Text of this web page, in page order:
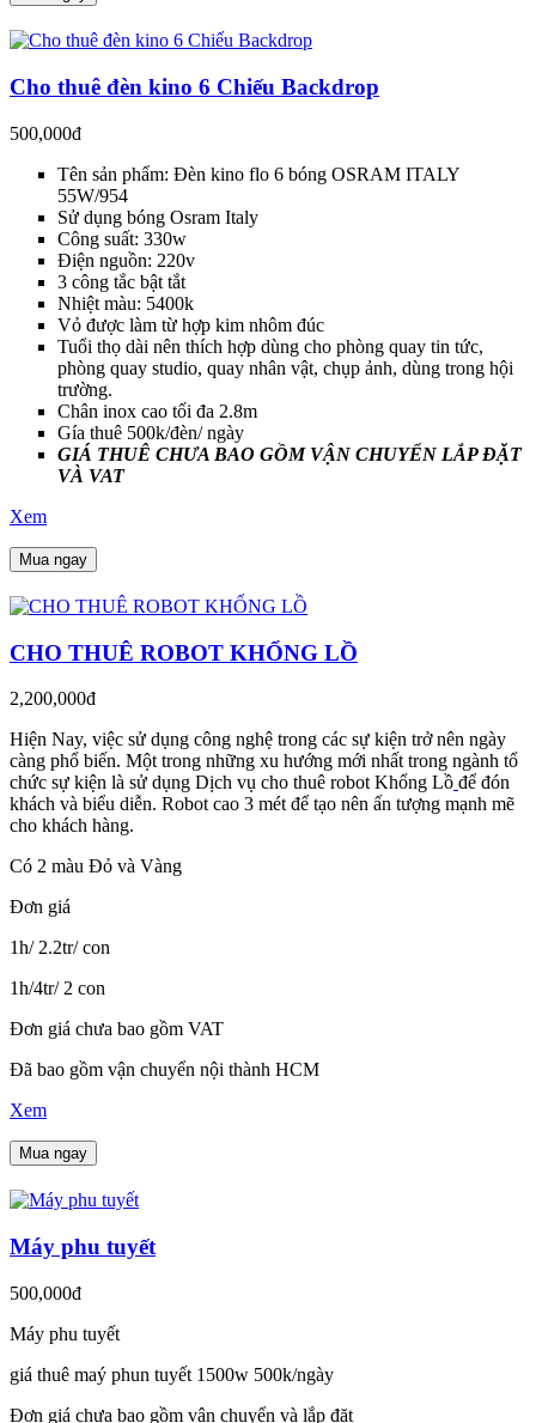
Cho thuê đèn kino 6 Chiếu Backdrop
500,000đ
Tên sản phẩm: Đèn kino flo 6 bóng OSRAM ITALY
55W/954
Sử dụng bóng Osram Italy
Công suất: 330w
Điện nguồn: 220v
3 công tắc bật tắt
Nhiệt màu: 5400k
Vỏ được làm từ hợp kim nhôm đúc
Tuổi thọ dài nên thích hợp dùng cho phòng quay tin tức,
phòng quay studio, quay nhân vật, chụp ảnh, dùng trong hội
trường.
Chân inox cao tối đa 2.8m
Gía thuê 500k/đèn/ ngày
GIÁ THUÊ CHƯA BAO GỒM VẬN CHUYỂN LẮP ĐẶT
VÀ VAT
Xem
Mua ngay
CHO THUÊ ROBOT KHỔNG LỒ
2,200,000đ
Hiện Nay, việc sử dụng công nghệ trong các sự kiện trở nên ngày
càng phổ biến. Một trong những xu hướng mới nhất trong ngành tổ
chức sự kiện là sử dụng Dịch vụ cho thuê robot Khổng Lồ để đón
khách và biểu diễn. Robot cao 3 mét để tạo nên ấn tượng mạnh mẽ
cho khách hàng.
Có 2 màu Đỏ và Vàng
Đơn giá
1h/ 2.2tr/ con
1h/4tr/ 2 con
Đơn giá chưa bao gồm VAT
Đã bao gồm vận chuyển nội thành HCM
Xem
Mua ngay
Máy phu tuyết
500,000đ
Máy phu tuyết
giá thuê maý phun tuyết 1500w 500k/ngày
Đơn giá chưa bao gồm vận chuyển và lắp đặt